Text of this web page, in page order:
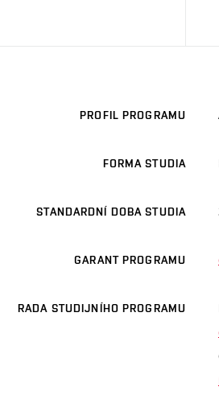
PROFIL PROGRAMU
FORMA STUDIA
STANDARDNÍ DOBA STUDIA
GARANT PROGRAMU
RADA STUDIJNÍHO PROGRAMU